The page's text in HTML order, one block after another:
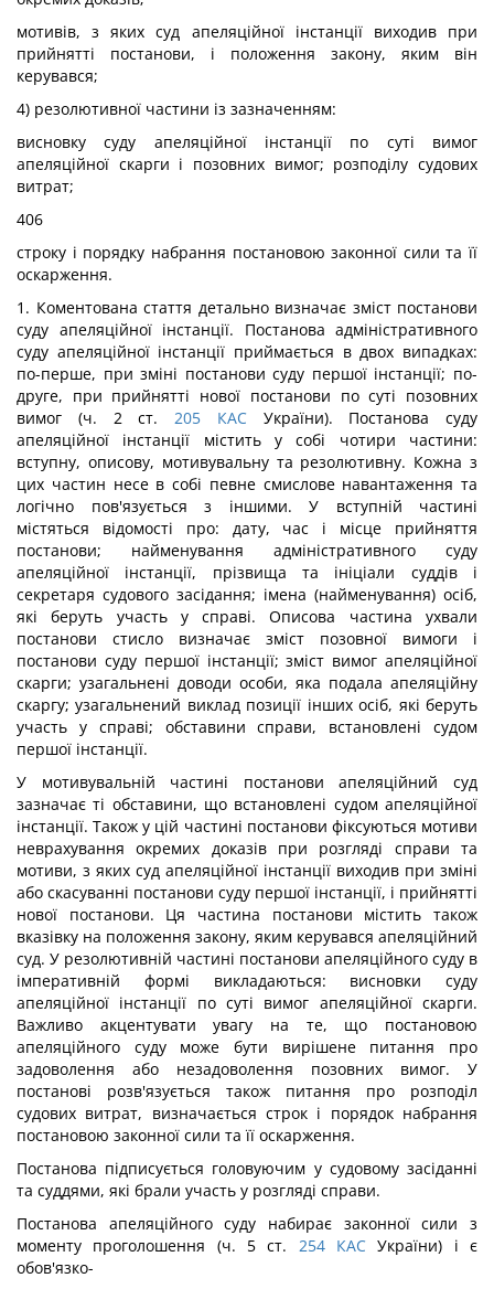
мотивів, з яких суд апеляційної інстанції виходив при
прийнятті постанови, і положення закону, яким він
керувався;
4) резолютивної частини із зазначенням:
висновку суду апеляційної інстанції по суті вимог
апеляційної скарги і позовних вимог; розподілу судових
витрат;
406
строку і порядку набрання постановою законної сили та її
оскарження.
1. Коментована стаття детально визначає зміст постанови
суду апеляційної інстанції. Постанова адміністративного
суду апеляційної інстанції приймається в двох випадках:
по-перше, при зміні постанови суду першої інстанції; по-
друге, при прийнятті нової постанови по суті позовних
вимог (ч. 2 ст. 205 КАСУкраїни). Постанова суду
апеляційної інстанції містить у собі чотири частини:
вступну, описову, мотивувальну та резолютивну. Кожна з
цих частин несе в собі певне смислове навантаження та
логічно пов'язується з іншими. У вступній частині
містяться відомості про: дату, час і місце прийняття
постанови; найменування адміністративного суду
апеляційної інстанції, прізвища та ініціали суддів і
секретаря судового засідання; імена (найменування) осіб,
які беруть участь у справі. Описова частина ухвали
постанови стисло визначає зміст позовної вимоги і
постанови суду першої інстанції; зміст вимог апеляційної
скарги; узагальнені доводи особи, яка подала апеляційну
скаргу; узагальнений виклад позиції інших осіб, які беруть
участь у справі; обставини справи, встановлені судом
першої інстанції.
У мотивувальній частині постанови апеляційний суд
зазначає ті обставини, що встановлені судом апеляційної
інстанції. Також у цій частині постанови фіксуються мотиви
неврахування окремих доказів при розгляді справи та
мотиви, з яких суд апеляційної інстанції виходив при зміні
або скасуванні постанови суду першої інстанції, і прийнятті
нової постанови. Ця частина постанови містить також
вказівку на положення закону, яким керувався апеляційний
суд. У резолютивній частині постанови апеляційного суду в
імперативній формі викладаються: висновки суду
апеляційної інстанції по суті вимог апеляційної скарги.
Важливо акцентувати увагу на те, що постановою
апеляційного суду може бути вирішене питання про
задоволення або незадоволення позовних вимог. У
постанові розв'язується також питання про розподіл
судових витрат, визначається строк і порядок набрання
постановою законної сили та її оскарження.
Постанова підписується головуючим у судовому засіданні
та суддями, які брали участь у розгляді справи.
Постанова апеляційного суду набирає законної сили з
моменту проголошення (ч. 5 ст. 254 КАС України) і є
обов'язко-